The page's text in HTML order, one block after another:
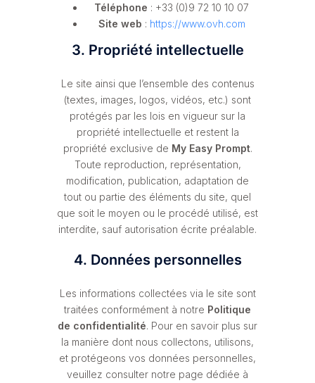
Téléphone : +33 (0)9 72 10 10 07
Site web : https://www.ovh.com
3. Propriété intellectuelle
Le site ainsi que l’ensemble des contenus
(textes, images, logos, vidéos, etc.) sont
protégés par les lois en vigueur sur la
propriété intellectuelle et restent la
propriété exclusive de My Easy Prompt.
Toute reproduction, représentation,
modification, publication, adaptation de
tout ou partie des éléments du site, quel
que soit le moyen ou le procédé utilisé, est
interdite, sauf autorisation écrite préalable.
4. Données personnelles
Les informations collectées via le site sont
traitées conformément à notre Politique
de confidentialité. Pour en savoir plus sur
la manière dont nous collectons, utilisons,
et protégeons vos données personnelles,
veuillez consulter notre page dédiée à